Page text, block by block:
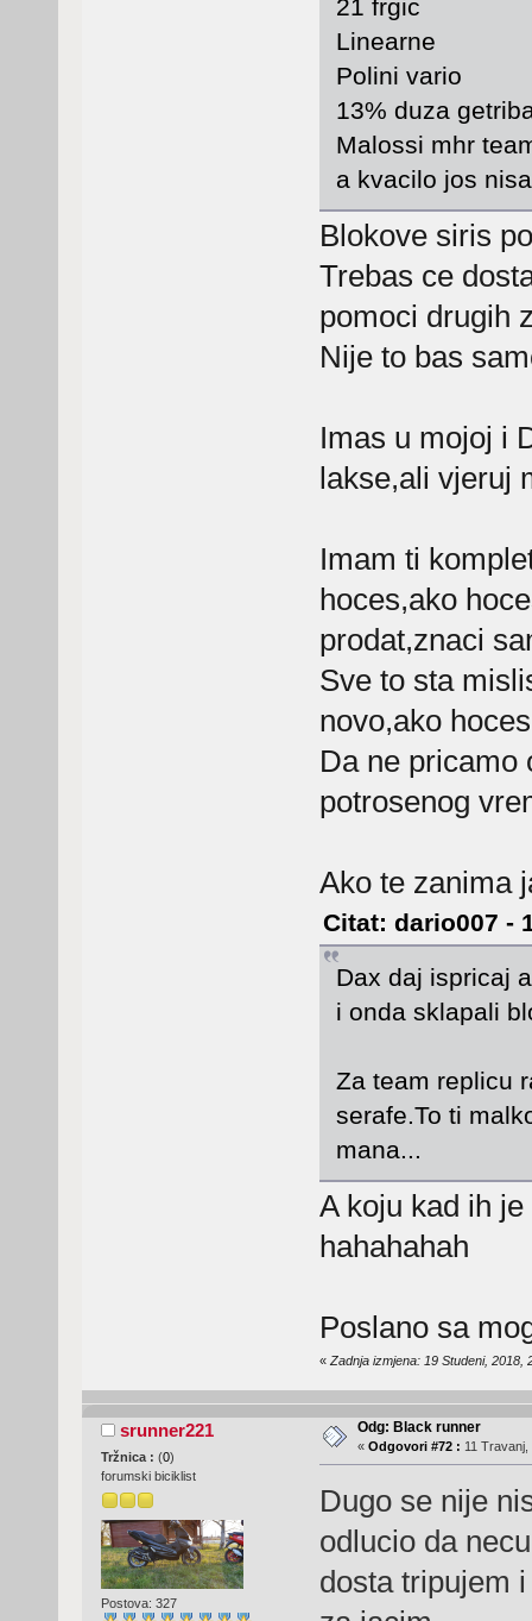
21 frgic
Linearne
Polini vario
13% duza
Malossi mhr
a kvacilo jos
Blokove siris
Trebas ce
pomoci drugih
Nije to bas
Imas u mojoj i
lakse,ali vjeruj
Imam ti
hoces,ako
prodat,znaci
Sve to sta
novo,ako
Da ne pricamo
potrosenog
Ako te zanima
Citat: dario007 -
Dax daj ispricaj
i onda sklapali
Za team replicu
serafe.To ti
mana...
A koju kad ih
hahahahah
Poslano sa
« Zadnja izmjena: 19 Studeni, 2018,
srunner221
Tržnica : (0)
forumski biciklist
Postova: 327
Odg: Black runner
« Odgovori #72 : 11
Dugo se nije
odlucio da
dosta tripujem